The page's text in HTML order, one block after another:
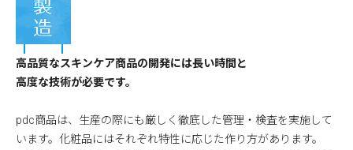
高品質なスキンケア商品の開発には長い時間と
高度な技術が必要です。
pdc商品は、生産の際にも厳しく徹底した管理・検査を実施して
います。化粧品にはそれぞれ特性に応じた作り方があります。